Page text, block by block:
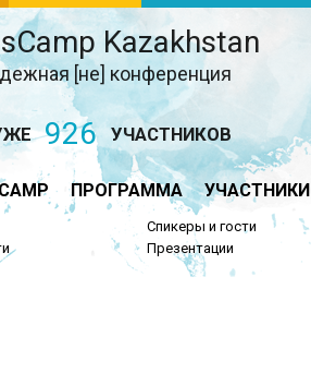
Kazakhstan
[не] конференция
926 УЧАСТНИКОВ
ПРОГРАММА УЧАСТНИКИ
Спикеры и гости
Презентации